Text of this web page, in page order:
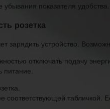
показателя удобства.
розетка
зарядить устройство.
отключать подачу
питание.
соответствующей табличкой.